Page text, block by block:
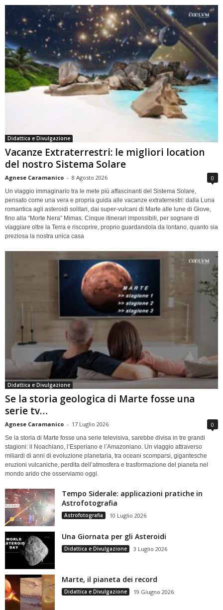
Didattica e Divulgazione
Vacanze Extraterrestri: le migliori location
del nostro Sistema Solare
Agnese Caramanico - 8 Agosto 2026 0
Un viaggio immaginario tra le mete più affascinanti del Sistema Solare,
pensato come una vera e propria guida alle vacanze extraterrestri: dalla Luna
romantica agli asteroidi solitari, dai super-vulcani di Marte alle lune di Giove,
fino alla “Morte Nera” Mimas. Cinque itinerari impossibili, per sognare di
viaggiare oltre la Terra e riscoprire, proprio guardandola da lontano, quanto sia
preziosa la nostra unica casa
Didattica e Divulgazione
Se la storia geologica di Marte fosse una
serie tv…
Agnese Caramanico - 17 Luglio 2026 0
Se la storia di Marte fosse una serie televisiva, sarebbe divisa in tre grandi
stagioni: il Noachiano, l’Esperiano e l’Amazoniano. Un viaggio attraverso
miliardi di anni di evoluzione planetaria, tra oceani scomparsi, gigantesche
eruzioni vulcaniche, perdita dell’atmosfera e trasformazione del pianeta nel
mondo arido che osserviamo oggi.
Tempo Siderale: applicazioni pratiche in
Astrofotografia
Astrofotografia 10 Luglio 2026
Una Giornata per gli Asteroidi
Didattica e Divulgazione 3 Luglio 2026
Marte, il pianeta dei record
Didattica e Divulgazione 19 Giugno 2026